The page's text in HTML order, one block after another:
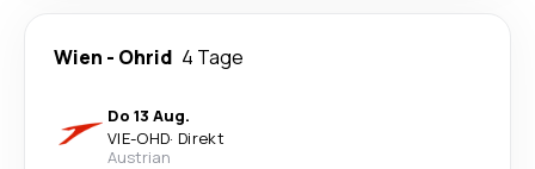
Wien - Ohrid 4 Tage
Do 13 Aug.
VIE-OHD· Direkt
Austrian